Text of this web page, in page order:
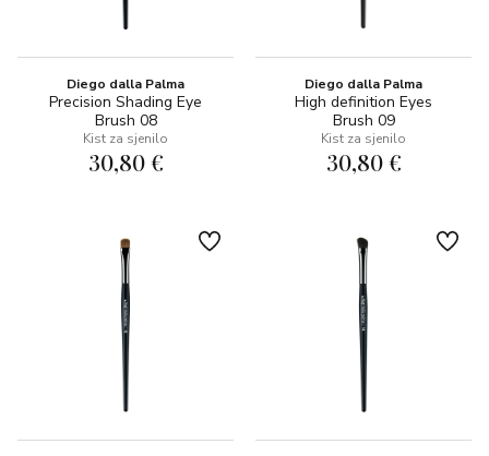
Diego dalla Palma
Precision Shading Eye
Brush 08
Kist za sjenilo
30,80 €
Diego dalla Palma
High definition Eyes
Brush 09
Kist za sjenilo
30,80 €